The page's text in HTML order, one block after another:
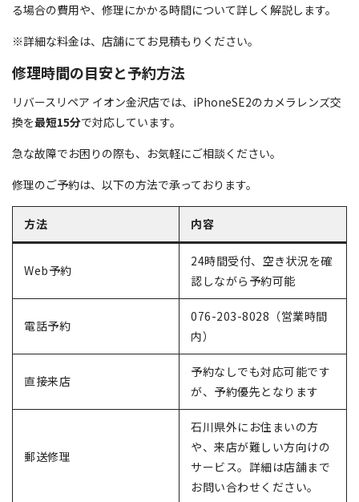
る場合の費用や、修理にかかる時間について詳しく解説します。
※詳細な料金は、店舗にてお見積もりください。
修理時間の目安と予約方法
リバースリペア イオン金沢店では、iPhoneSE2のカメラレンズ交
換を最短15分で対応しています。
急な故障でお困りの際も、お気軽にご相談ください。
修理のご予約は、以下の方法で承っております。
方法 内容
Web予約
24時間受付、空き状況を確
認しながら予約可能
電話予約
076-203-8028（営業時間
内）
直接来店
予約なしでも対応可能です
が、予約優先となります
郵送修理
石川県外にお住まいの方
や、来店が難しい方向けの
サービス。詳細は店舗まで
お問い合わせください。